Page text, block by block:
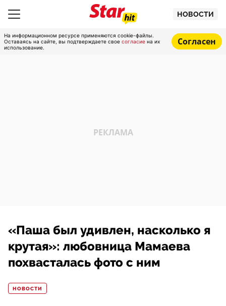
НОВОСТИ
На информационном ресурсе применяются cookie-файлы.
Оставаясь на сайте, вы подтверждаете свое согласие на их
использование.
Согласен
«Паша был удивлен, насколько я
крутая»: любовница Мамаева
похвасталась фото с ним
НОВОСТИ